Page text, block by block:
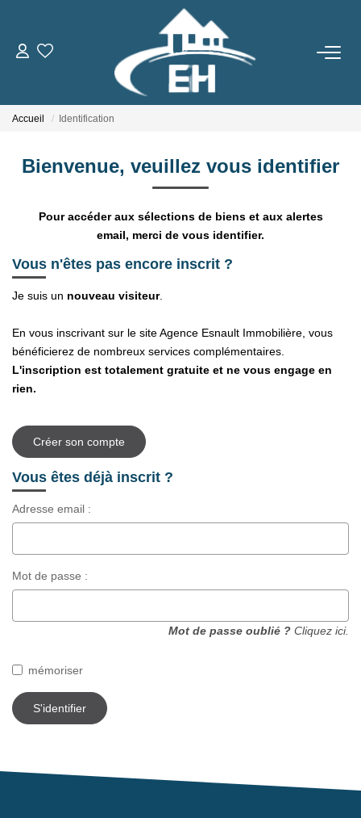
ACHETER
Nos Biens
NOTRE AGENCE
Qui Sommes-Nous
Notre Équipe
CONTACT
EXTRANET
Accueil Identification
Bienvenue, veuillez vous identifier
Pour accéder aux sélections de biens et aux alertes
email, merci de vous identifier.
Vous n'êtes pas encore inscrit ?
Je suis un nouveau visiteur.
En vous inscrivant sur le site Agence Esnault Immobilière, vous
bénéficierez de nombreux services complémentaires.
L'inscription est totalement gratuite et ne vous engage en
rien.
Créer son compte
Vous êtes déjà inscrit ?
Adresse email :
Mot de passe :
Mot de passe oublié ? Cliquez ici.
mémoriser
S'identifier